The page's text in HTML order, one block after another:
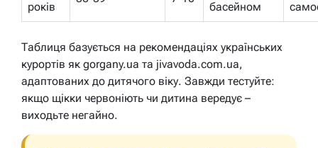
років басейном
Таблиця базується на рекомендаціях українських
курортів як gorgany.ua та jivavoda.com.ua,
адаптованих до дитячого віку. Завжди тестуйте:
якщо щікки червоніють чи дитина вередує –
виходьте негайно.